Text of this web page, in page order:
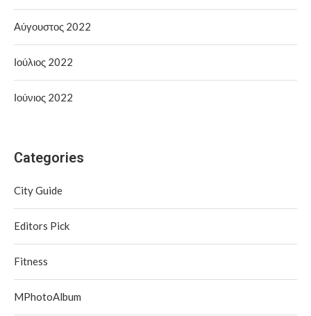
Αύγουστος 2022
Ιούλιος 2022
Ιούνιος 2022
Categories
City Guide
Editors Pick
Fitness
MPhotoAlbum